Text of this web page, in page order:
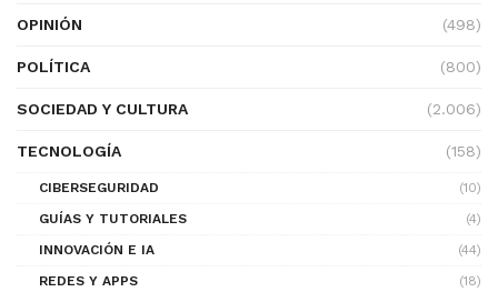
OPINIÓN (498)
POLÍTICA (800)
SOCIEDAD Y CULTURA (2.006)
TECNOLOGÍA (158)
CIBERSEGURIDAD
(10)
GUÍAS Y TUTORIALES
(4)
INNOVACIÓN E IA
(44)
REDES Y APPS
(18)